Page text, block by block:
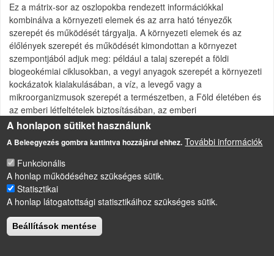
Ez a mátrix-sor az oszlopokba rendezett információkkal
kombinálva a környezeti elemek és az arra ható tényezők
szerepét és működését tárgyalja. A környezeti elemek és az
élőlények szerepét és működését kimondottan a környezet
szempontjából adjuk meg: például a talaj szerepét a földi
biogeokémiai ciklusokban, a vegyi anyagok szerepét a környezeti
kockázatok kialakulásában, a víz, a levegő vagy a
mikroorganizmusok szerepét a természetben, a Föld életében és
az emberi létfeltételek biztosításában, az emberi
tevékenységekben. Az ember szerepét a környezet, az
ökoszisztéma hasznosításában és az okozott károkban.
LÁBLÉC
Impresszum
Sütikezelési szabályzat
Drupalalapú webhely
A honlapon sütiket használunk
A Beleegyezés gombra kattintva hozzájárul ehhez. További információk
Funkcionális
A honlap működéséhez szükséges sütik.
Statisztikai
A honlap látogatottsági statisztikáihoz szükséges sütik.
Beállítások mentése